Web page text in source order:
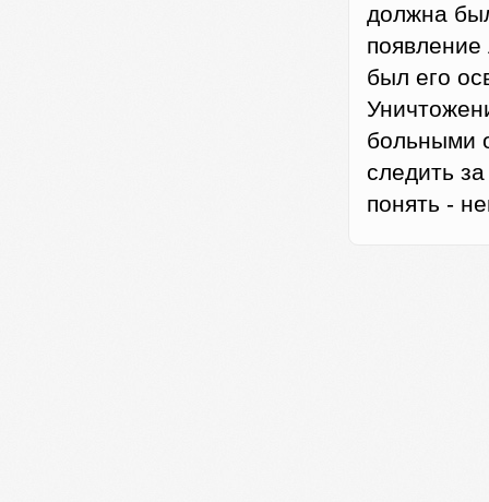
должна
был его
больными
следить
понять -